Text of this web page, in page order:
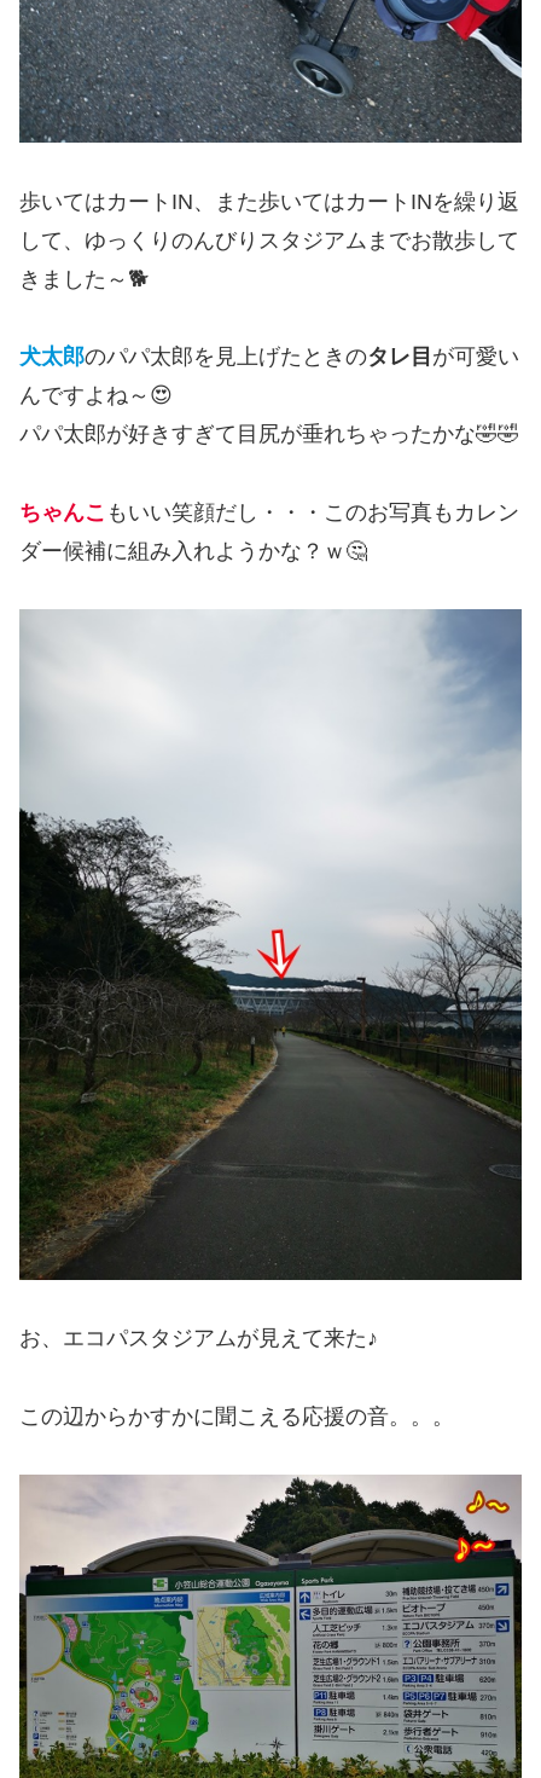
歩いてはカートIN、また歩いてはカートINを繰り返
して、ゆっくりのんびりスタジアムまでお散歩して
きました～🐕
犬太郎のパパ太郎を見上げたときのタレ目 が可愛い
んですよね～😍
パパ太郎が好きすぎて目尻が垂れちゃったかな🤣🤣
ちゃんこ もいい笑顔だし・・・このお写真もカレン
ダー候補に組み入れようかな？ｗ🤔
お、エコパスタジアムが見えて来た♪
この辺からかすかに聞こえる応援の音。。。